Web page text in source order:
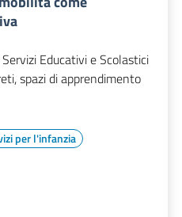
Educativi e Scolastici
spazi di apprendimento
per l'infanzia